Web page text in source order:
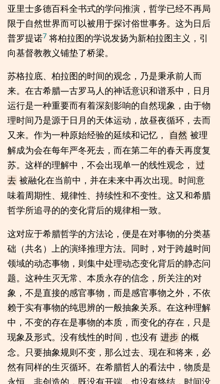
亚里士多德百科全书式的学问推演，哲学已经不再局
限于自然世界而可以被用于探讨俗世事务。这为日后
普罗提诺7 将柏拉图的学说发扬为新柏拉图主义，引
向基督教教义铺垫了桥梁。
苏格拉底、柏拉图的时间的观念，乃是秉承前人而
来。在古希腊—古罗马人的神话意识和谱系中，日月
运行是一种重要而有着深刻影响的自然现象，由于物
理时间乃是源于日月的天体运动，故昼夜循环，去而
又来。作为一种原始经验的延续和记忆，
自然 被理
解成为会在每年严冬死去，而在第二年的春天再度复
苏。这样的理解中，不会出现单一的线性观念，
过
去 被融化在当前中，并在未来中再次出现。时间意
味着周期性、规律性、持续性和不变性。这又和希腊
哲学所追寻的的变化背后的规律相一致。
这对应于希腊哲学的方法论，便是在对事物的分类基
础（共名）上的演绎推理方法。同时，对于跨越时间
领域的动态事物，则集中处理动态变化背后的静态问
题。这种生灭无常、本质永存的信念，所关注的对
象，不是直接的感官事物，而是感官事物之外，不依
赖于实有事物的纯思辨的一般抽象关系。在这种理解
中，不变的存在是事物的本质，而变化的存在，只是
现象及形式。没有线性的时间，也没有 进步 的概
念。只要抽象规则不变，那么过去、现在和将来，必
然有同样的生灭循环。在希腊哲人的看法中，物质是
永恒、非创造的，既没有开端，也没有终结，时间没